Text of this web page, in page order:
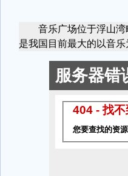
音乐广场位于浮山湾
是我国目前最大的以音